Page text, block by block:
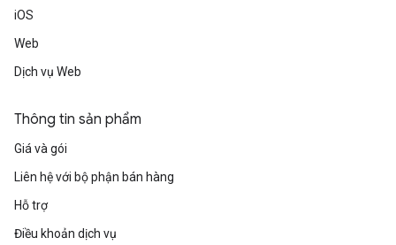
iOS
Web
Dịch vụ Web
Thông tin sản phẩm
Giá và gói
Liên hệ với bộ phận bán hàng
Hỗ trợ
Điều khoản dịch vụ